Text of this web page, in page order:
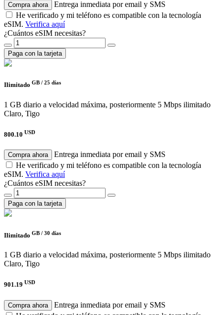
Compra ahora
Entrega inmediata por email y SMS
He verificado y mi teléfono es compatible con la tecnología
eSIM. Verifica aquí
¿Cuántos eSIM necesitas?
Paga con la tarjeta
Ilimitado GB / 25 días
1 GB diario a velocidad máxima, posteriormente 5 Mbps ilimitado
Claro, Tigo
800.10 USD
Compra ahora
Entrega inmediata por email y SMS
He verificado y mi teléfono es compatible con la tecnología
eSIM. Verifica aquí
¿Cuántos eSIM necesitas?
Paga con la tarjeta
Ilimitado GB / 30 días
1 GB diario a velocidad máxima, posteriormente 5 Mbps ilimitado
Claro, Tigo
901.19 USD
Compra ahora
Entrega inmediata por email y SMS